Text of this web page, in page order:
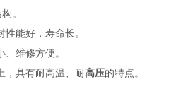
。
能好，寿命长。
维修方便。
，具有耐高温、耐高压的特点。